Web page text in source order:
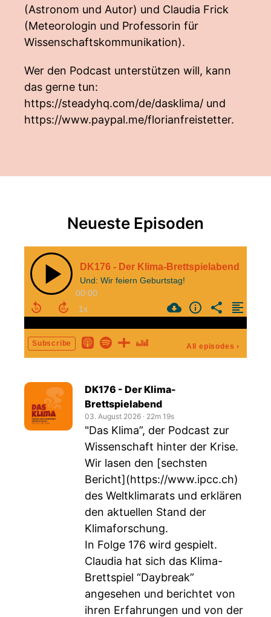
(Astronom und Autor) und Claudia Frick
(Meteorologin und Professorin für
Wissenschaftskommunikation).
Wer den Podcast unterstützen will, kann
das gerne tun:
https://steadyhq.com/de/dasklima/ und
https://www.paypal.me/florianfreistetter.
Neueste Episoden
DK176 - Der Klima-Brettspielabend
Und: Wir feiern Geburtstag!
00:00
Subscribe All episodes ›
DK176 - Der Klima-
Brettspielabend
03. August 2026 ‧ 22m 19s
"Das Klima”, der Podcast zur
Wissenschaft hinter der Krise.
Wir lasen den [sechsten
Bericht](https://www.ipcc.ch)
des Weltklimarats und erklären
den aktuellen Stand der
Klimaforschung.
In Folge 176 wird gespielt.
Claudia hat sich das Klima-
Brettspiel “Daybreak”
angesehen und berichtet von
ihren Erfahrungen und von der